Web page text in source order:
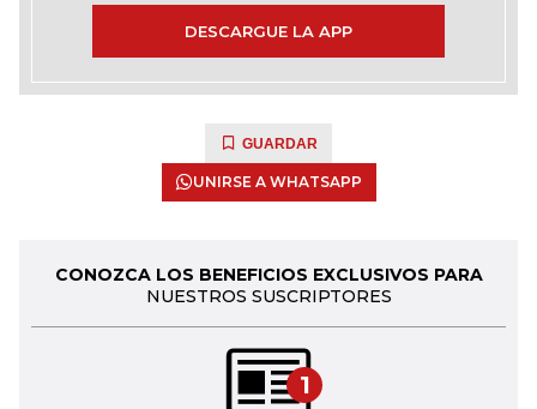
DESCARGUE LA APP
GUARDAR
UNIRSE A WHATSAPP
CONOZCA LOS BENEFICIOS EXCLUSIVOS PARA
NUESTROS SUSCRIPTORES
1